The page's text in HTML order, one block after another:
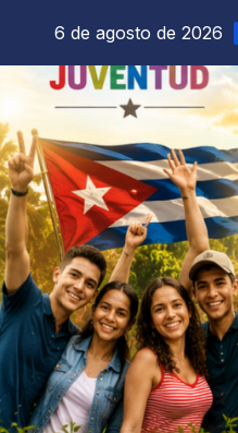
6 de agosto de 2026